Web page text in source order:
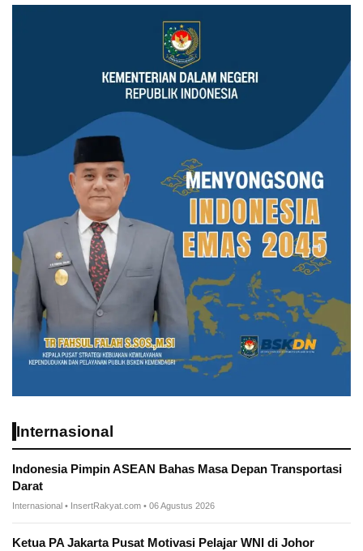
Internasional
Indonesia Pimpin ASEAN Bahas Masa Depan Transportasi
Darat
Internasional • InsertRakyat.com • 06 Agustus 2026
Ketua PA Jakarta Pusat Motivasi Pelajar WNI di Johor